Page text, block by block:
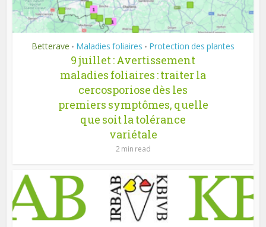
Betterave • Maladies foliaires • Protection des plantes
9 juillet : Avertissement
maladies foliaires : traiter la
cercosporiose dès les
premiers symptômes, quelle
que soit la tolérance
variétale
2 min read